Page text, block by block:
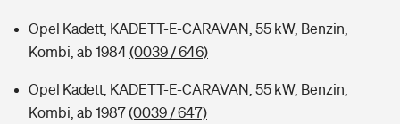
Opel Kadett, KADETT-E-CARAVAN, 55 kW, Benzin,
Kombi, ab 1984(0039 / 646)
Opel Kadett, KADETT-E-CARAVAN, 55 kW, Benzin,
Kombi, ab 1987(0039 / 647)